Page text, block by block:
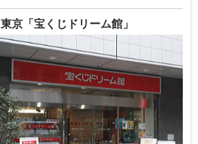
東京「宝くじドリーム館」